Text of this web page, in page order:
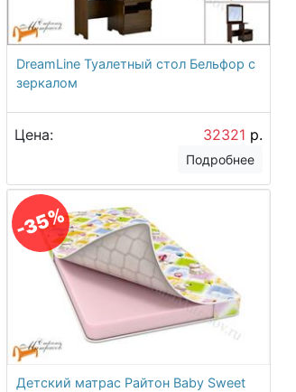
DreamLine Туалетный стол Бельфор с
зеркалом
Цена: 32321 р.
Подробнее
-35%
Детский матрас Райтон Baby Sweet